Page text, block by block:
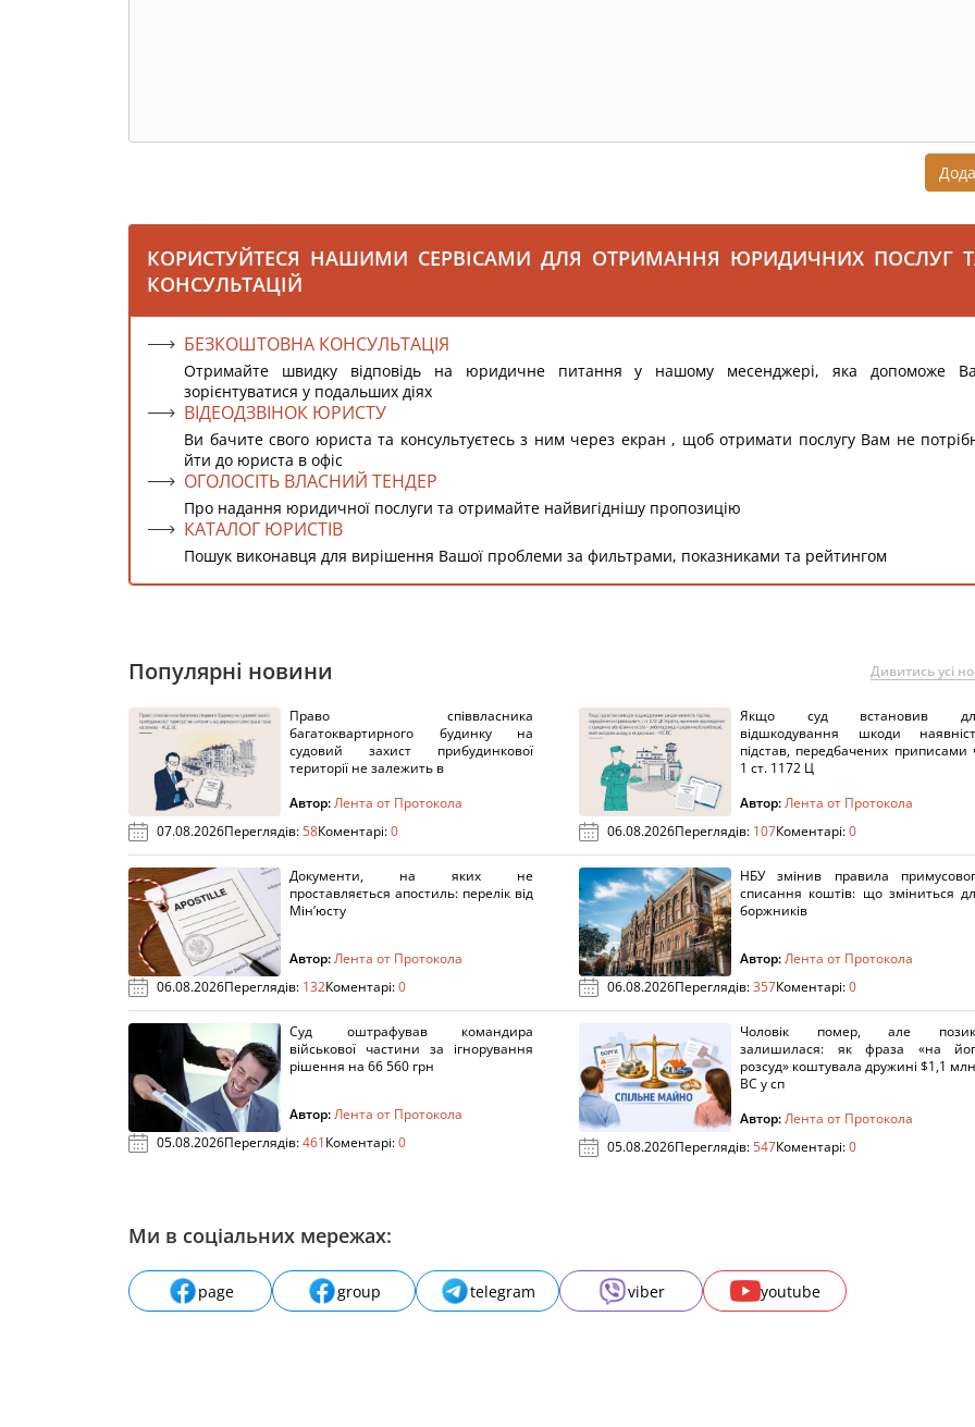
КОРИСТУЙТЕСЯ НАШИМИ СЕРВІСАМИ ДЛЯ ОТРИМАННЯ ЮРИДИЧНИХ ПОСЛУГ
КОНСУЛЬТАЦІЙ
БЕЗКОШТОВНА КОНСУЛЬТАЦІЯ
Отримайте швидку відповідь на юридичне питання у нашому месенджері, яка допоможе
зорієнтуватися у подальших діях
ВІДЕОДЗВІНОК ЮРИСТУ
Ви бачите свого юриста та консультуєтесь з ним через екран , щоб отримати послугу Вам не
йти до юриста в офіс
ОГОЛОСІТЬ ВЛАСНИЙ ТЕНДЕР
Про надання юридичної послуги та отримайте найвигіднішу пропозицію
КАТАЛОГ ЮРИСТІВ
Пошук виконавця для вирішення Вашої проблеми за фильтрами, показниками та рейтингом
Популярні новини Дивитись усі
Право співвласника
багатоквартирного будинку на
судовий захист прибудинкової
території не залежить в
Автор:Лента от Протокола
07.08.2026Переглядів:58Коментарі:0
Якщо суд встановив
відшкодування шкоди
підстав, передбачених приписами
1 ст. 1172 Ц
Автор:Лента от Протокола
06.08.2026Переглядів: 107Коментарі:0
Документи, на яких не
проставляється апостиль: перелік від
Мін’юсту
Автор:Лента от Протокола
06.08.2026Переглядів: 132Коментарі:0
НБУ змінив правила
списання коштів: що зміниться
боржників
Автор:Лента от Протокола
06.08.2026Переглядів:357Коментарі:0
Суд оштрафував командира
військової частини за ігнорування
рішення на 66 560 грн
Автор:Лента от Протокола
05.08.2026Переглядів:461Коментарі:0
Чоловік помер, але
залишилася: як фраза «на
розсуд» коштувала дружині $1,1
ВС у сп
Автор:Лента от Протокола
05.08.2026Переглядів:547Коментарі:0
Ми в соціальних мережах:
page group telegram viber youtube